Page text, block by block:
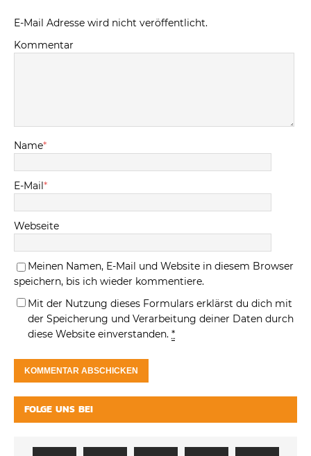
E-Mail Adresse wird nicht veröffentlicht.
Kommentar
Name*
E-Mail*
Webseite
Meinen Namen, E-Mail und Website in diesem Browser
speichern, bis ich wieder kommentiere.
Mit der Nutzung dieses Formulars erklärst du dich mit
der Speicherung und Verarbeitung deiner Daten durch
diese Website einverstanden. *
FOLGE UNS BEI